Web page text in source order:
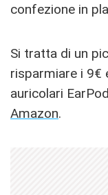
confezione in
Si tratta di un
risparmiare i 9€
auricolari
Amazon.